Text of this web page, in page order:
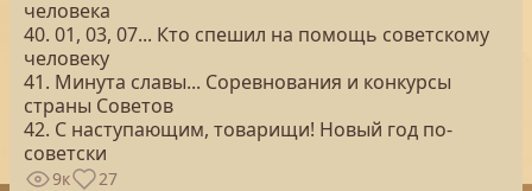
человека
40. 01, 03, 07... Кто спешил на помощь советскому
человеку
41. Минута славы... Соревнования и конкурсы
страны Советов
42. С наступающим, товарищи! Новый год по-
советски
9к 27